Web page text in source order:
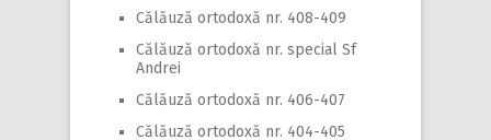
Călăuză ortodoxă nr. 408-409
Călăuză ortodoxă nr. special Sf
Andrei
Călăuză ortodoxă nr. 406-407
Călăuză ortodoxă nr. 404-405